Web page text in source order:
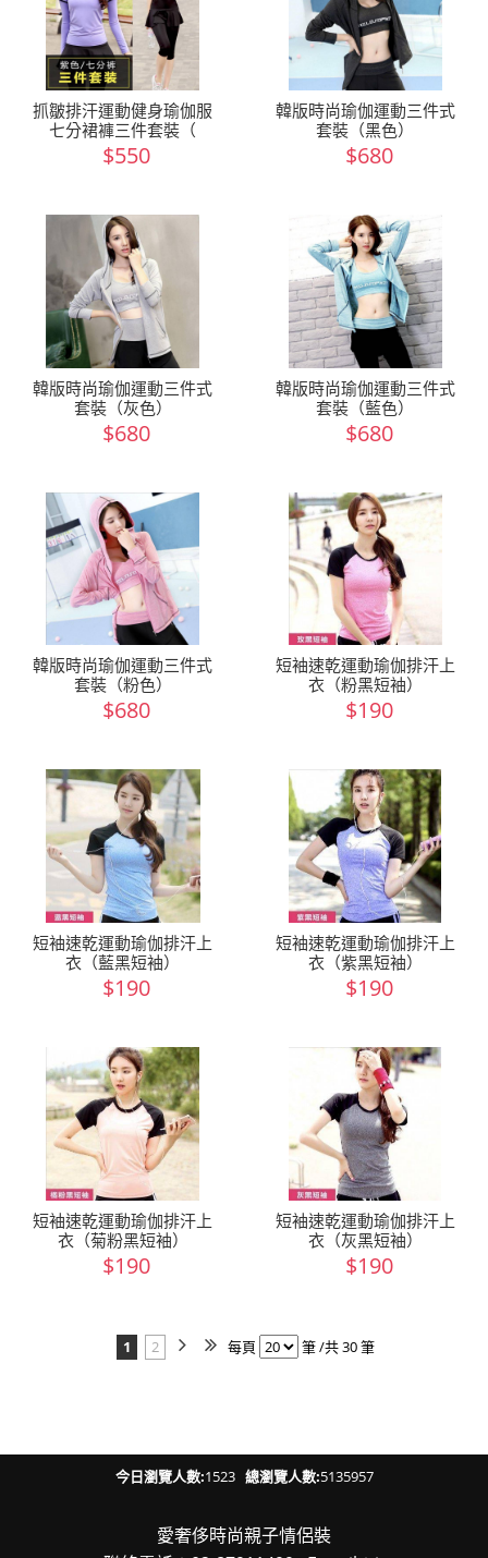
抓皺排汗運動健身瑜伽服
七分裙褲三件套裝（
$550
韓版時尚瑜伽運動三件式
套裝（黑色）
$680
韓版時尚瑜伽運動三件式
套裝（灰色）
$680
韓版時尚瑜伽運動三件式
套裝（藍色）
$680
韓版時尚瑜伽運動三件式
套裝（粉色）
$680
短袖速乾運動瑜伽排汗上
衣（粉黑短袖）
$190
短袖速乾運動瑜伽排汗上
衣（藍黑短袖）
$190
短袖速乾運動瑜伽排汗上
衣（紫黑短袖）
$190
短袖速乾運動瑜伽排汗上
衣（菊粉黑短袖）
$190
短袖速乾運動瑜伽排汗上
衣（灰黑短袖）
$190
1 2 每頁 筆 /共 30 筆
今日瀏覽人數:1523 總瀏覽人數:5135957
愛奢侈時尚親子情侶裝